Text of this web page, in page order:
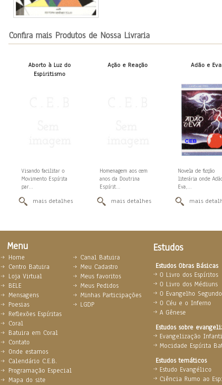
Confira mais Produtos de Nossa Livraria
Aborto à Luz do
Espiritismo
Visando facilitar o
Movimento Espírita
par...
mais detalhes
Ação e Reação
Homenagem aos cem
anos da Doutrina
Espírit...
mais detalhes
Adão e Eva
Novela de ficção
literária onde
Eva,...
mais
Menu Estudos
Estudos Obras Básicas
O Livro dos Espíritos
O Livro dos Médiuns
O Evangelho
O Céu e o Inferno
A Gênese
Estudos sobre
Evangelização
Mocidade Espírita
Estudos temáticos
Estudo Evangélico
Ciência Rumo ao
Home
Centro Batuira
Loja Virtual
BELE
Mensagens
Poesias
Reflexões Espíritas
Coral
Batuira em Coral
Contato
Onde estamos
Calendário C.E.B.
Programação Especial
Mapa do site
Canal Batuira
Meu Cadastro
Meus favoritos
Meus Pedidos
Minhas Participações
LGDP